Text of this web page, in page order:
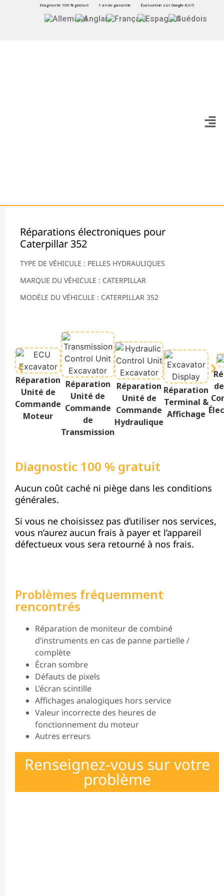
Diagnostic 100 % gratuit 1 an de garantie Évaluation sur Google 4,9/5
Réparations électroniques pour
Caterpillar 352
TYPE DE VÉHICULE : PELLES HYDRAULIQUES
MARQUE DU VÉHICULE : CATERPILLAR
MODÈLE DU VÉHICULE : CATERPILLAR 352
Réparation
Unité de
Commande
Moteur
Réparation
Unité de
Commande
de
Transmission
Réparation
Unité de
Commande
Hydraulique
Réparation
Terminal &
Affichage
Diagnostic 100 % gratuit
Aucun coût caché ni piège dans les conditions
générales.
Si vous ne choisissez pas d’utiliser nos services,
vous n’aurez aucun frais à payer et l’appareil
défectueux vous sera retourné à nos frais.
Problèmes fréquemment
rencontrés
Réparation de moniteur de combiné
d’instruments en cas de panne partielle /
complète
Écran sombre
Défauts de pixels
L’écran scintille
Affichages analogiques hors service
Valeur incorrecte des heures de
fonctionnement du moteur
Autres erreurs
Renseignez-vous sur votre
problème